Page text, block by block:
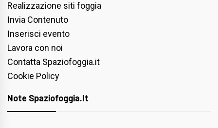
Realizzazione siti foggia
Invia Contenuto
Inserisci evento
Lavora con noi
Contatta Spaziofoggia.it
Cookie Policy
Note Spaziofoggia.it